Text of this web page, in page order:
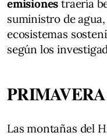
emisiones traería
suministro de
ecosistemas
según los
PRIMAVERA
Las montañas del